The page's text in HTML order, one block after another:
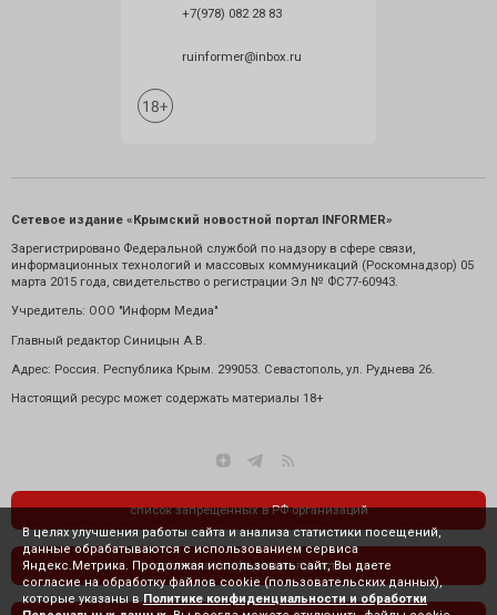
+7(978) 082 28 83
ruinformer@inbox.ru
Сетевое издание «Крымский новостной портал INFORMER»
Зарегистрировано Федеральной службой по надзору в сфере связи,
информационных технологий и массовых коммуникаций (Роскомнадзор) 05
марта 2015 года, свидетельство о регистрации Эл № ФС77-60943.
Учредитель: ООО "Информ Медиа"
Главный редактор Синицын А.В.
Адрес: Россия. Республика Крым. 299053. Севастополь, ул. Руднева 26.
Настоящий ресурс может содержать материалы 18+
список запрещенных в РФ организаций
политика конфиденциальности
В целях улучшения работы сайта и анализа статистики посещений,
данные обрабатываются с использованием сервиса
Яндекс.Метрика. Продолжая использовать сайт, Вы даете
согласие на обработку файлов cookie (пользовательских данных),
которые указаны в Политике конфиденциальности и обработки